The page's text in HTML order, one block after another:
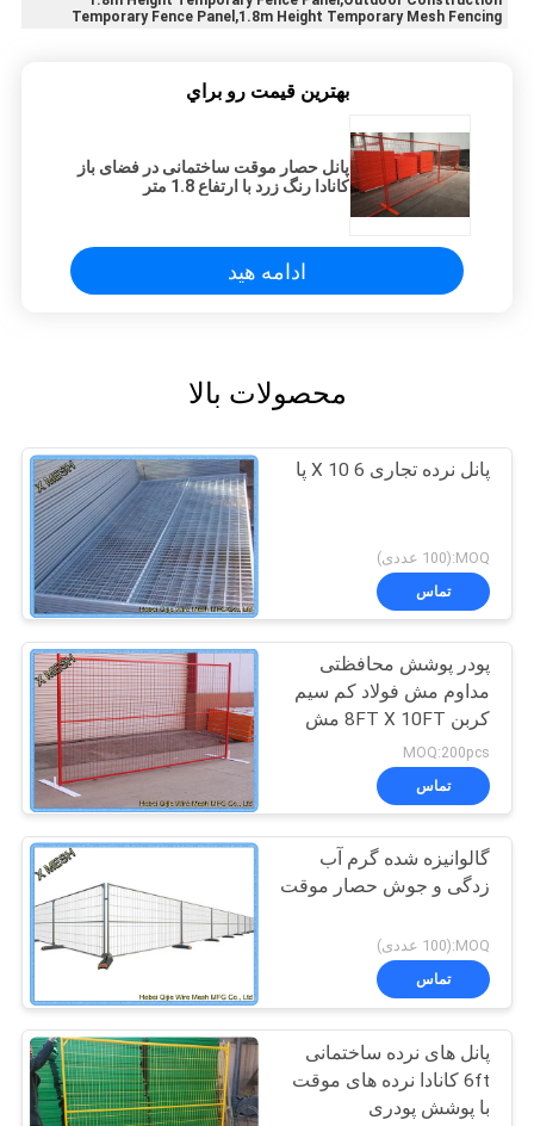
Temporary Fence Panel,1.8m Height Temporary Mesh Fencing
بهترين قيمت رو براي
پانل حصار موقت ساختمانی در فضای باز
کانادا رنگ زرد با ارتفاع 1.8 متر
ادامه هید
محصولات بالا
پانل نرده تجاری 6 X 10 پا
MOQ:(100 عددی)
تماس
پودر پوشش محافظتی
مداوم مش فولاد کم سیم
کربن 8FT X 10FT مش
پنل
MOQ:200pcs
تماس
گالوانیزه شده گرم آب
زدگی و جوش حصار موقت
MOQ:(100 عددی)
تماس
پانل های نرده ساختمانی
6ft کانادا نرده های موقت
با پوشش پودری